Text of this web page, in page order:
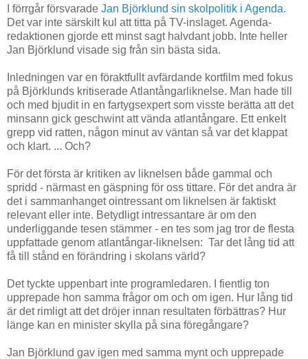
I förrgår försvarade Jan Björklund sin skolpolitik i Agenda.
Det var inte särskilt kul att titta på TV-inslaget. Agenda-
redaktionen gjorde ett minst sagt halvdant jobb. Inte heller
Jan Björklund visade sig från sin bästa sida.
Inledningen var en föraktfullt avfärdande kortfilm med fokus
på Björklunds kritiserade Atlantångarliknelse. Man hade till
och med bjudit in en fartygsexpert som visste berätta att det
minsann gick geschwint att vända atlantångare. Ett enkelt
grepp vid ratten, någon minut av väntan så var det klappat
och klart. ... Och?
För det första är kritiken av liknelsen både gammal och
spridd - närmast en gäspning för oss tittare. För det andra är
det i sammanhanget ointressant om liknelsen är faktiskt
relevant eller inte. Betydligt intressantare är om den
underliggande tesen stämmer - en tes som jag tror de flesta
uppfattade genom atlantångar-liknelsen: Tar det lång tid att
få till stånd en förändring i skolans värld?
Det tyckte uppenbart inte programledaren. I fientlig ton
upprepade hon samma frågor om och om igen. Hur lång tid
är det rimligt att det dröjer innan resultaten förbättras? Hur
länge kan en minister skylla på sina föregångare?
Jan Björklund gav igen med samma mynt och upprepade